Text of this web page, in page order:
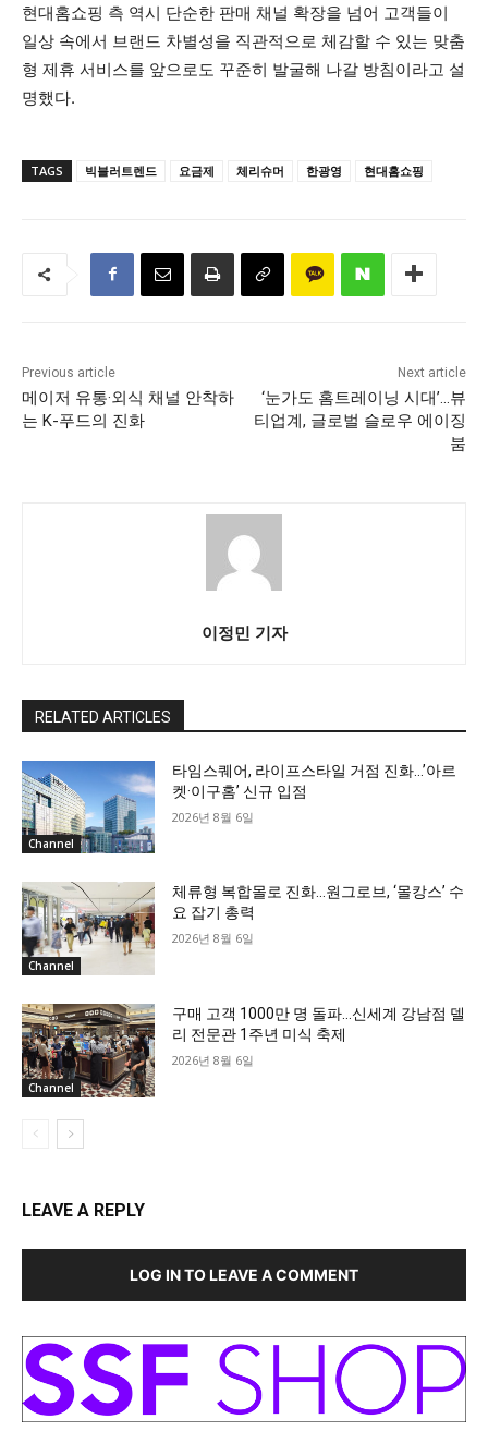
현대홈쇼핑 측 역시 단순한 판매 채널 확장을 넘어 고객들이
일상 속에서 브랜드 차별성을 직관적으로 체감할 수 있는 맞춤
형 제휴 서비스를 앞으로도 꾸준히 발굴해 나갈 방침이라고 설
명했다.
TAGS 빅블러트렌드 요금제 체리슈머 한광영 현대홈쇼핑
Previous article
메이저 유통·외식 채널 안착하
는 K-푸드의 진화
Next article
‘눈가도 홈트레이닝 시대’…뷰
티업계, 글로벌 슬로우 에이징
붐
이정민 기자
RELATED ARTICLES
Channel
타임스퀘어, 라이프스타일 거점 진화…’아르
켓·이구홈’ 신규 입점
2026년 8월 6일
Channel
체류형 복합몰로 진화…원그로브, ‘몰캉스’ 수
요 잡기 총력
2026년 8월 6일
Channel
구매 고객 1000만 명 돌파…신세계 강남점 델
리 전문관 1주년 미식 축제
2026년 8월 6일
LEAVE A REPLY
LOG IN TO LEAVE A COMMENT